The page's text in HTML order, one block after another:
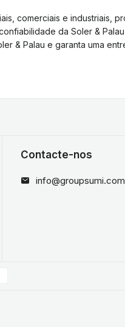
comerciais e industriais,
da Soler &
& Palau e garanta uma
Contacte-nos
info@groupsumi.com